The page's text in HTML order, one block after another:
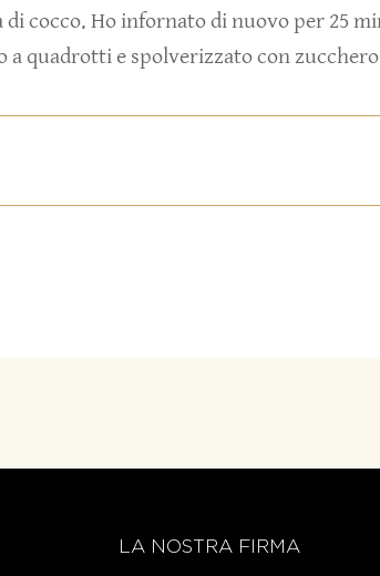
cocco. Ho infornato di nuovo per 25
a quadrotti e spolverizzato con zucchero
LA NOSTRA FIRMA